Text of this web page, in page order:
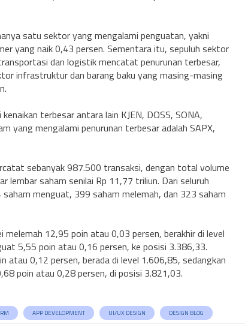
satu sektor yang mengalami penguatan, yakni
yang naik 0,43 persen. Sementara itu, sepuluh sektor
dan logistik mencatat penurunan terbesar,
infrastruktur dan barang baku yang masing-masing
terbesar antara lain KJEN, DOSS, SONA,
yang mengalami penurunan terbesar adalah SAPX,
sebanyak 987.500 transaksi, dengan total volume
lembar saham senilai Rp 11,77 triliun. Dari seluruh
menguat, 399 saham melemah, dan 323 saham
melemah 12,95 poin atau 0,03 persen, berakhir di level
5,55 poin atau 0,16 persen, ke posisi 3.386,33.
atau 0,12 persen, berada di level 1.606,85, sedangkan
poin atau 0,28 persen, di posisi 3.821,03.
APP DEVELOPMENT UI/UX DESIGN DESIGN BLOG